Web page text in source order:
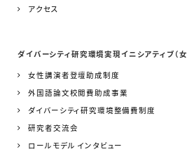
アクセス
ダイバーシティ研究環境実現イニシアティブ（
女性講演者登壇助成制度
外国語論文校閲費助成事業
ダイバーシティ研究環境整備費制度
研究者交流会
ロールモデル インタビュー